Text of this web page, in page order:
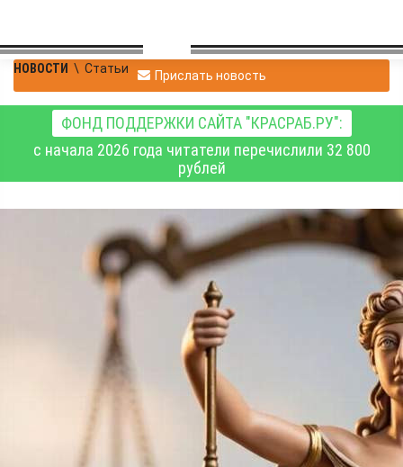
НОВОСТИ \ Статьи Прислать новость
ФОНД ПОДДЕРЖКИ САЙТА "КРАСРАБ.РУ":
с начала 2026 года читатели перечислили 32 800
рублей
Выпускники факультета
ненужных вещей
О политике судопроизводства